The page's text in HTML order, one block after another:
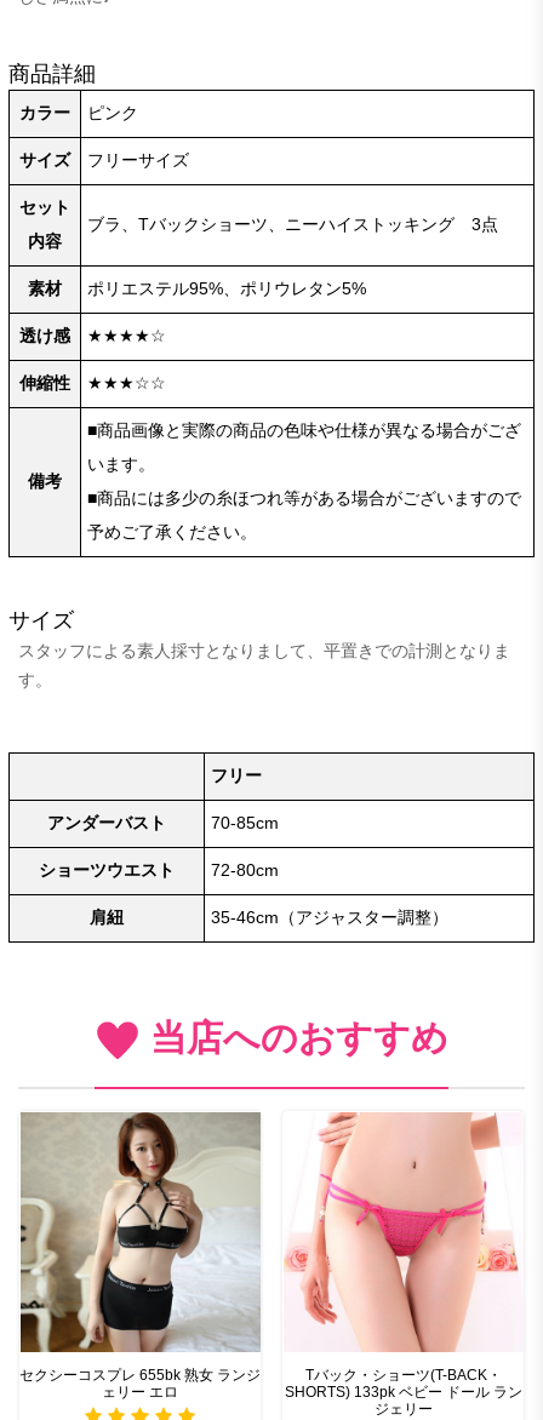
商品詳細
カラー ピンク
サイズ フリーサイズ
セット
内容
ブラ、Tバックショーツ、ニーハイストッキング 3点
素材 ポリエステル95%、ポリウレタン5%
透け感 ★★★★☆
伸縮性 ★★★☆☆
備考
■商品画像と実際の商品の色味や仕様が異なる場合がござ
います。
■商品には多少の糸ほつれ等がある場合がございますので
予めご了承ください。
サイズ
スタッフによる素人採寸となりまして、平置きでの計測となりま
す。
フリー
アンダーバスト 70-85cm
ショーツウエスト 72-80cm
肩紐 35-46cm（アジャスター調整）
当店へのおすすめ
セクシーコスプレ 655bk 熟女 ランジ
ェリー エロ
Tバック・ショーツ(T-BACK・
SHORTS) 133pk ベビー ドール ラン
ジェリー